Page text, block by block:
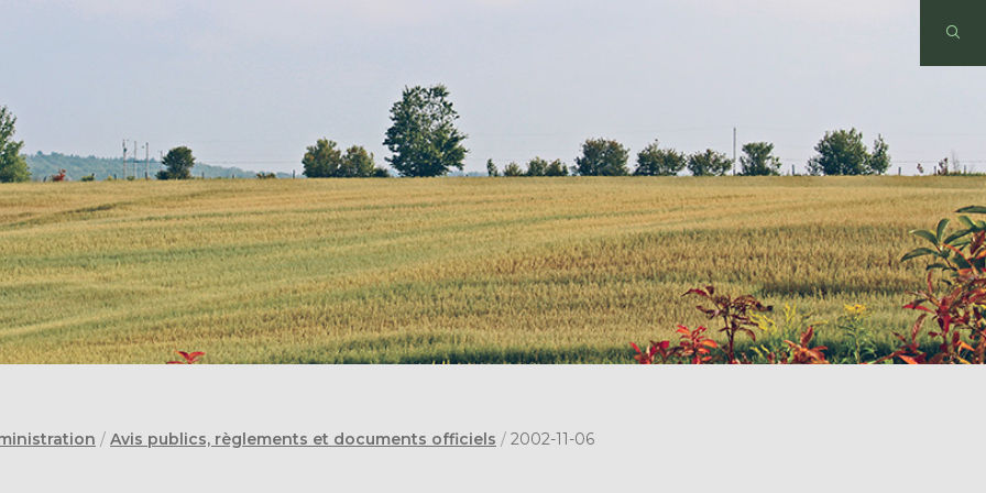
/ Avis publics, règlements et documents officiels / 2002-11-06